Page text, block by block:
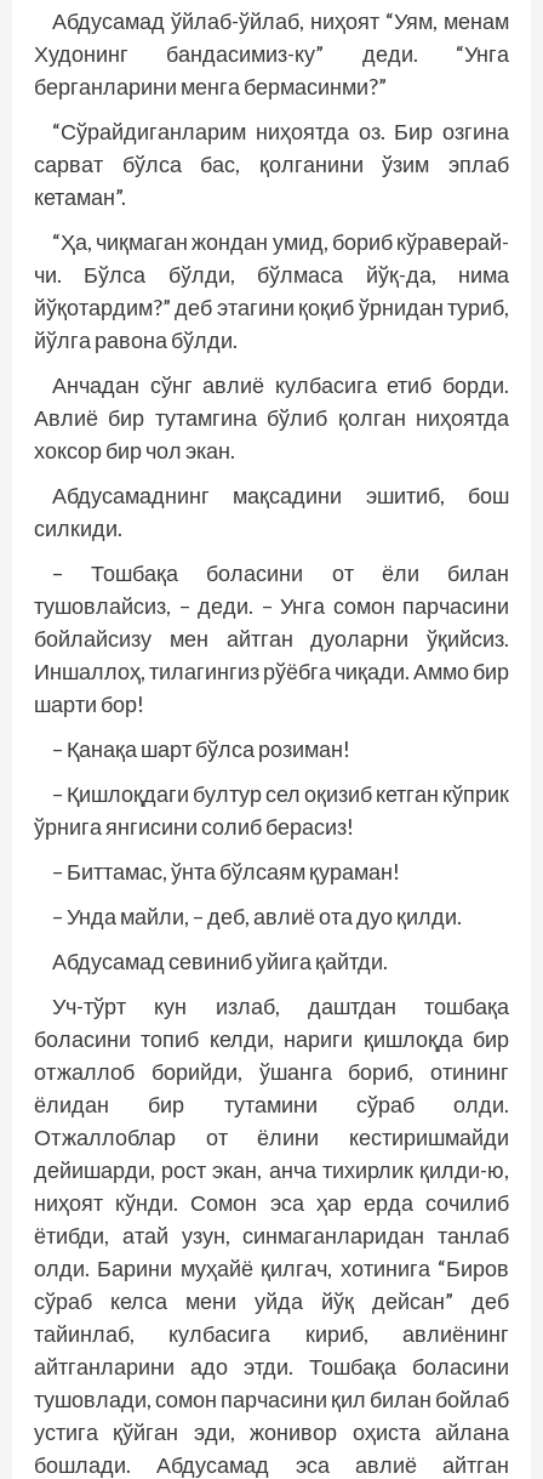
Абдусамад ўйлаб-ўйлаб, ниҳоят “Уям, менам
Худонинг бандасимиз-ку” деди. “Унга
берганларини менга бермасинми?”
“Сўрайдиганларим ниҳоятда оз. Бир озгина
сарват бўлса бас, қолганини ўзим эплаб
кетаман”.
“Ҳа, чиқмаган жондан умид, бориб кўраверай-
чи. Бўлса бўлди, бўлмаса йўқ-да, нима
йўқотардим?” деб этагини қоқиб ўрнидан туриб,
йўлга равона бўлди.
Анчадан сўнг авлиё кулбасига етиб борди.
Авлиё бир тутамгина бўлиб қолган ниҳоятда
хоксор бир чол экан.
Абдусамаднинг мақсадини эшитиб, бош
силкиди.
– Тошбақа боласини от ёли билан
тушовлайсиз, – деди. – Унга сомон парчасини
бойлайсизу мен айтган дуоларни ўқийсиз.
Иншаллоҳ, тилагингиз рўёбга чиқади. Аммо бир
шарти бор!
– Қанақа шарт бўлса розиман!
– Қишлоқдаги бултур сел оқизиб кетган кўприк
ўрнига янгисини солиб берасиз!
– Биттамас, ўнта бўлсаям қураман!
– Унда майли, – деб, авлиё ота дуо қилди.
Абдусамад севиниб уйига қайтди.
Уч-тўрт кун излаб, даштдан тошбақа
боласини топиб келди, нариги қишлоқда бир
отжаллоб борийди, ўшанга бориб, отининг
ёлидан бир тутамини сўраб олди.
Отжаллоблар от ёлини кестиришмайди
дейишарди, рост экан, анча тихирлик қилди-ю,
ниҳоят кўнди. Сомон эса ҳар ерда сочилиб
ётибди, атай узун, синмаганларидан танлаб
олди. Барини муҳайё қилгач, хотинига “Биров
сўраб келса мени уйда йўқ дейсан” деб
тайинлаб, кулбасига кириб, авлиёнинг
айтганларини адо этди. Тошбақа боласини
тушовлади, сомон парчасини қил билан бойлаб
устига қўйган эди, жонивор оҳиста айлана
бошлади. Абдусамад эса авлиё айтган